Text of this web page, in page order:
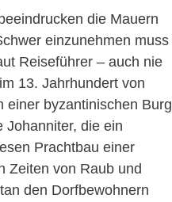
die Mauern
einzunehmen muss
Reiseführer – auch nie
13. Jahrhundert von
einer byzantinischen Burg
Johanniter, die ein
Prachtbau einer
Zeiten von Raub und
den Dorfbewohnern